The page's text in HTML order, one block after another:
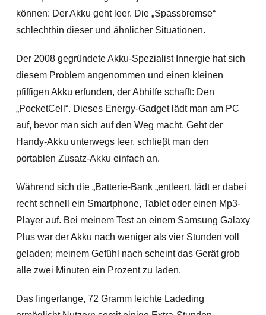
können: Der Akku geht leer. Die „Spassbremse“
schlechthin dieser und ähnlicher Situationen.
Der 2008 gegründete Akku-Spezialist Innergie hat sich
diesem Problem angenommen und einen kleinen
pfiffigen Akku erfunden, der Abhilfe schafft: Den
„PocketCell“. Dieses Energy-Gadget lädt man am PC
auf, bevor man sich auf den Weg macht. Geht der
Handy-Akku unterwegs leer, schlieβt man den
portablen Zusatz-Akku einfach an.
Während sich die „Batterie-Bank „entleert, lädt er dabei
recht schnell ein Smartphone, Tablet oder einen Mp3-
Player auf. Bei meinem Test an einem Samsung Galaxy
Plus war der Akku nach weniger als vier Stunden voll
geladen; meinem Gefühl nach scheint das Gerät grob
alle zwei Minuten ein Prozent zu laden.
Das fingerlange, 72 Gramm leichte Ladeding